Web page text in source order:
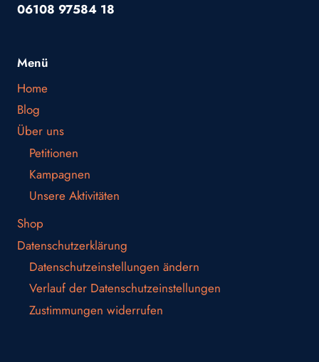
06108 97584 18
Menü
Home
Blog
Über uns
Petitionen
Kampagnen
Unsere Aktivitäten
Shop
Datenschutzerklärung
Datenschutzeinstellungen ändern
Verlauf der Datenschutzeinstellungen
Zustimmungen widerrufen